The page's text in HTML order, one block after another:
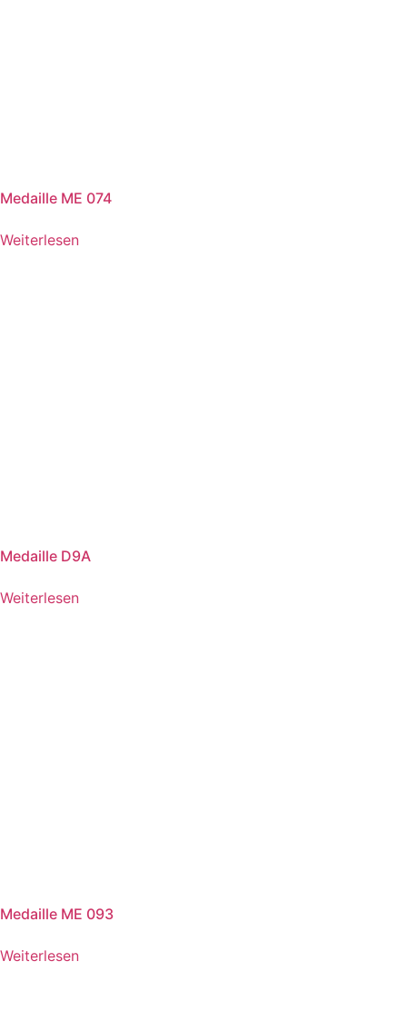
Medaille ME 074
Weiterlesen
Medaille D9A
Weiterlesen
Medaille ME 093
Weiterlesen